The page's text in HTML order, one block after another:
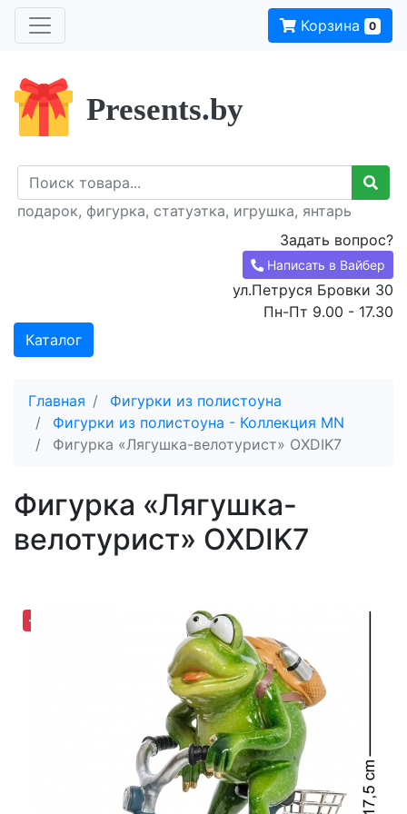
Корзина 0
Presents.by
подарок, фигурка, статуэтка, игрушка, янтарь
Задать вопрос?
Написать в Вайбер
ул.Петруся Бровки 30
Пн-Пт 9.00 - 17.30
Каталог
Главная
Фигурки из полистоуна
Фигурки из полистоуна - Коллекция MN
Фигурка «Лягушка-велотурист» OXDIK7
Фигурка «Лягушка-
велотурист» OXDIK7
-30,65%